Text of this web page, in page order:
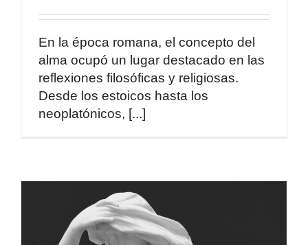
En la época romana, el concepto del
alma ocupó un lugar destacado en las
reflexiones filosóficas y religiosas.
Desde los estoicos hasta los
neoplatónicos, [...]